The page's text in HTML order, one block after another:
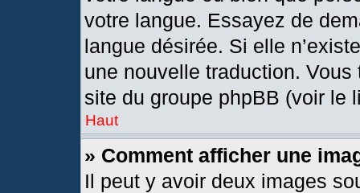
votre langue. Essayez de
langue désirée. Si elle
une nouvelle traduction.
site du groupe phpBB (voir le
Haut
» Comment afficher une
Il peut y avoir deux images